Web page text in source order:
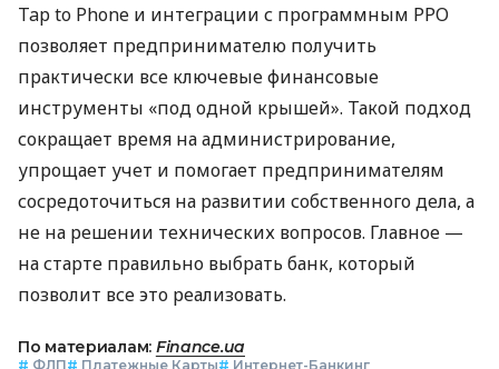
Tap to Phone и интеграции с программным РРО
позволяет предпринимателю получить
практически все ключевые финансовые
инструменты «под одной крышей». Такой подход
сокращает время на администрирование,
упрощает учет и помогает предпринимателям
сосредоточиться на развитии собственного дела, а
не на решении технических вопросов. Главное —
на старте правильно выбрать банк, который
позволит все это реализовать.
По материалам: Finance.ua
# ФЛП# Платежные Карты# Интернет-Банкинг